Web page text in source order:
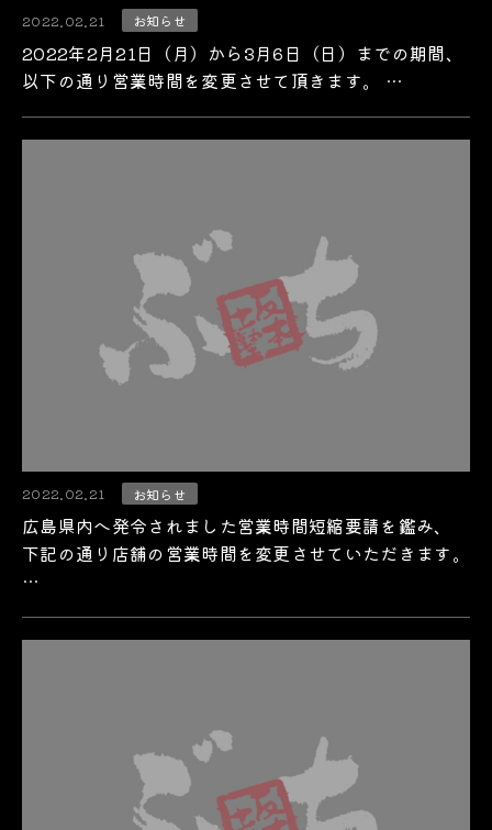
2022.02.21 お知らせ
2022年2月21日（月）から3月6日（日）までの期間、
以下の通り営業時間を変更させて頂きます。 …
2022.02.21 お知らせ
広島県内へ発令されました営業時間短縮要請を鑑み、
下記の通り店舗の営業時間を変更させていただきます。
…